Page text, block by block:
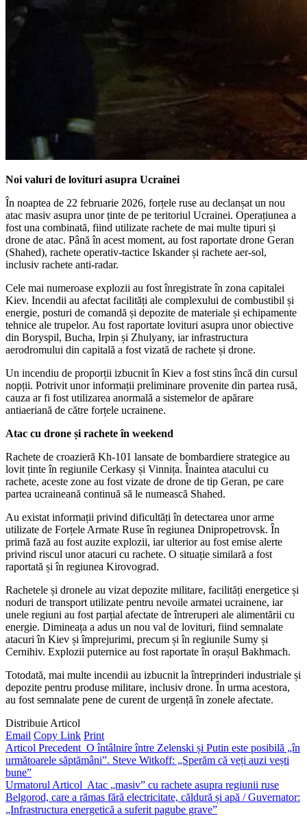
Noi valuri de lovituri asupra Ucrainei
În noaptea de 22 februarie 2026, forțele ruse au declanșat un nou
atac masiv asupra unor ținte de pe teritoriul Ucrainei. Operațiunea a
fost una combinată, fiind utilizate rachete de mai multe tipuri și
drone de atac. Până în acest moment, au fost raportate drone Geran
(Shahed), rachete operativ-tactice Iskander și rachete aer-sol,
inclusiv rachete anti-radar.
Cele mai numeroase explozii au fost înregistrate în zona capitalei
Kiev. Incendii au afectat facilități ale complexului de combustibil și
energie, posturi de comandă și depozite de materiale și echipamente
tehnice ale trupelor. Au fost raportate lovituri asupra unor obiective
din Boryspil, Bucha, Irpin și Zhulyany, iar infrastructura
aerodromului din capitală a fost vizată de rachete și drone.
Un incendiu de proporții izbucnit în Kiev a fost stins încă din cursul
nopții. Potrivit unor informații preliminare provenite din partea rusă,
cauza ar fi fost utilizarea anormală a sistemelor de apărare
antiaeriană de către forțele ucrainene.
Atac cu drone și rachete în weekend
Rachete de croazieră Kh-101 lansate de bombardiere strategice au
lovit ținte în regiunile Cerkasy și Vinnița. Înaintea atacului cu
rachete, aceste zone au fost vizate de drone de tip Geran, pe care
partea ucraineană continuă să le numească Shahed.
Au existat informații privind dificultăți în detectarea unor arme
utilizate de Forțele Armate Ruse în regiunea Dnipropetrovsk. În
primă fază au fost auzite explozii, iar ulterior au fost emise alerte
privind riscul unor atacuri cu rachete. O situație similară a fost
raportată și în regiunea Kirovograd.
Rachetele și dronele au vizat depozite militare, facilități energetice și
noduri de transport utilizate pentru nevoile armatei ucrainene, iar
unele regiuni au fost parțial afectate de întreruperi ale alimentării cu
energie. Dimineața a adus un nou val de lovituri, fiind semnalate
atacuri în Kiev și împrejurimi, precum și în regiunile Sumy și
Cernihiv. Explozii puternice au fost raportate în orașul Bakhmach.
Totodată, mai multe incendii au izbucnit la întreprinderi industriale și
depozite pentru produse militare, inclusiv drone. În urma acestora,
au fost semnalate pene de curent de urgență în zonele afectate.
Distribuie Articol
Email Copy Link Print
Articol Precedent O întâlnire între Zelenski și Putin este posibilă „în
următoarele săptămâni”. Steve Witkoff: „Sperăm că veți auzi vești
bune”
Urmatorul Articol Atac „masiv” cu rachete asupra regiunii ruse
Belgorod, care a rămas fără electricitate, căldură și apă / Guvernator:
„Infrastructura energetică a suferit pagube grave”